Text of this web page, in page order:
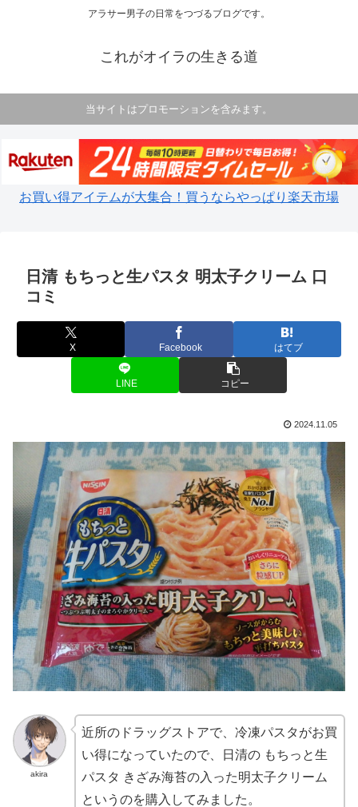
アラサー男子の日常をつづるブログです。
これがオイラの生きる道
当サイトはプロモーションを含みます。
お買い得アイテムが大集合！買うならやっぱり楽天市場
日清 もちっと生パスタ 明太子クリーム 口
コミ
X Facebook はてブ
LINE コピー
2024.11.05
akira
近所のドラッグストアで、冷凍パスタがお買
い得になっていたので、日清の もちっと生
パスタ きざみ海苔の入った明太子クリーム
というのを購入してみました。